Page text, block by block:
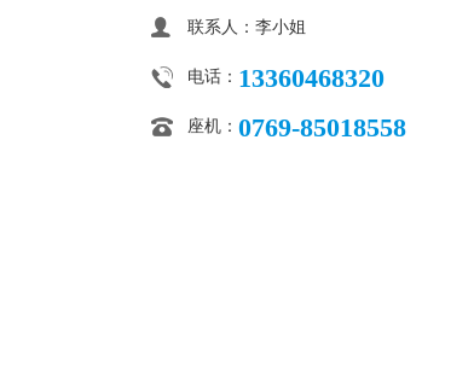
联系人：李小姐
电话： 13360468320
座机： 0769-85018558